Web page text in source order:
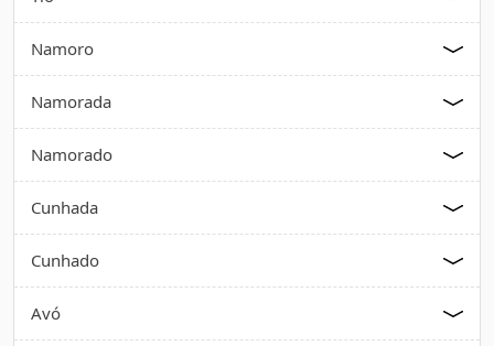
Namoro
Namorada
Namorado
Cunhada
Cunhado
Avó